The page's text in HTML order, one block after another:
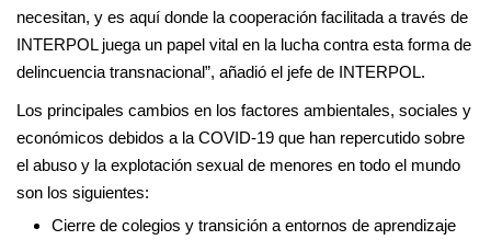
necesitan, y es aquí donde la cooperación facilitada a través de
INTERPOL juega un papel vital en la lucha contra esta forma de
delincuencia transnacional”, añadió el jefe de INTERPOL.
Los principales cambios en los factores ambientales, sociales y
económicos debidos a la COVID-19 que han repercutido sobre
el abuso y la explotación sexual de menores en todo el mundo
son los siguientes:
Cierre de colegios y transición a entornos de aprendizaje